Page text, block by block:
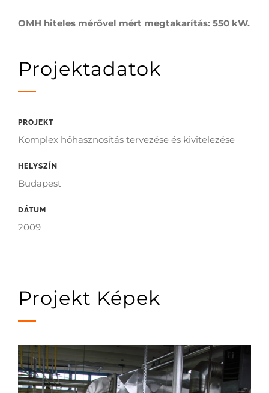
OMH hiteles mérővel mért megtakarítás: 550 kW.
Projektadatok
PROJEKT
Komplex hőhasznosítás tervezése és kivitelezése
HELYSZÍN
Budapest
DÁTUM
2009
Projekt Képek